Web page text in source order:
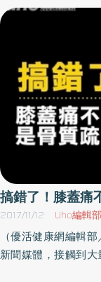
造成極大的心理壓
量變的很少且顏色
常無法預測，基礎
有任何異狀，於是
排卵性月經」，經
於近期生下一個可
與運作臺北市立聯
般正常的婦女，月
宮與卵巢控制，並
排卵前分泌雌激素
子宮內膜受到這兩種
兩種激素水平下降，
血，即月經來潮。
有亂經現象，可能
可能是天數很短或是
搞錯了！膝蓋痛
2017/11/12 Uho編輯部
（優活健康網編輯
新聞媒體，接觸到